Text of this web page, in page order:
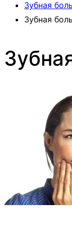
Зубная
Зубная боль